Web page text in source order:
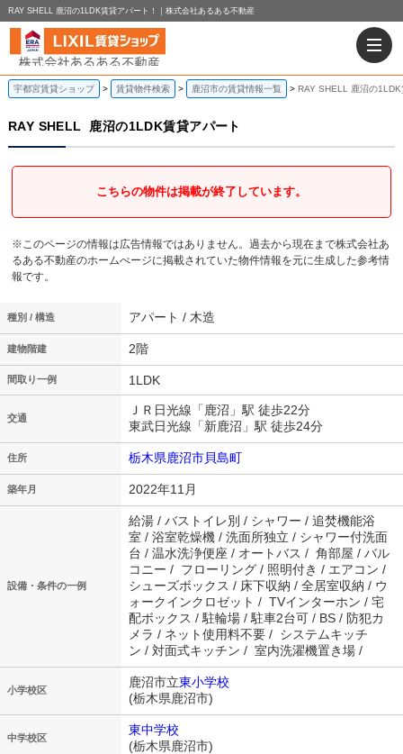
RAY SHELL 鹿沼の1LDK賃貸アパート！｜株式会社あるある不動産
宇都宮賃貸ショップ 賃貸物件検索 鹿沼市の賃貸情報一覧 RAY SHELL 鹿沼の1LDK
RAY SHELL 鹿沼の1LDK賃貸アパート
こちらの物件は掲載が終了しています。
※このページの情報は広告情報ではありません。過去から現在まで株式会社あ
るある不動産のホームぺージに掲載されていた物件情報を元に生成した参考情
報です。
種別 / 構造 アパート / 木造
建物階建 2階
間取り一例 1LDK
交通
ＪＲ日光線「鹿沼」駅 徒歩22分
東武日光線「新鹿沼」駅 徒歩24分
住所 栃木県鹿沼市貝島町
築年月 2022年11月
設備・条件の一例
給湯 / バストイレ別 / シャワー / 追焚機能浴
室 / 浴室乾燥機 / 洗面所独立 / シャワー付洗面
台 / 温水洗浄便座 / オートバス / 角部屋 / バル
コニー / フローリング / 照明付き / エアコン /
シューズボックス / 床下収納 / 全居室収納 / ウ
ォークインクロゼット / TVインターホン / 宅
配ボックス / 駐輪場 / 駐車2台可 / BS / 防犯カ
メラ / ネット使用料不要 / システムキッチ
ン / 対面式キッチン / 室内洗濯機置き場 /
小学校区
鹿沼市立東小学校
(栃木県鹿沼市)
中学校区
東中学校
(栃木県鹿沼市)